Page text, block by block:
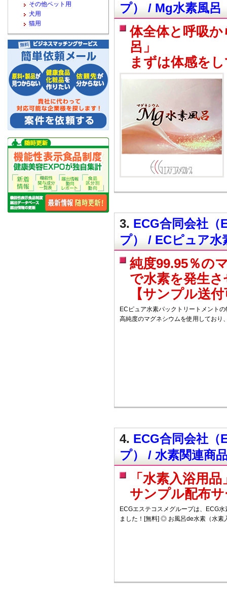
プ） / Mg水素風呂
体全体と呼吸
呂」
まずは体感を
3. ECG合同会社（
プ） / ECピュア
純度99.95％の
で水素を発生
【サンプル送
ECピュア水素パックトリートメント
高純度のマグネシウムを使用しており
4. ECG合同会社（
プ） / 水素関連商
「水素入浴用
サンプル配布
ECGエステコスメグループは、ECG
ました！[無料] ◎ お風呂de水素（水素
その他ペット用
犬用
猫用